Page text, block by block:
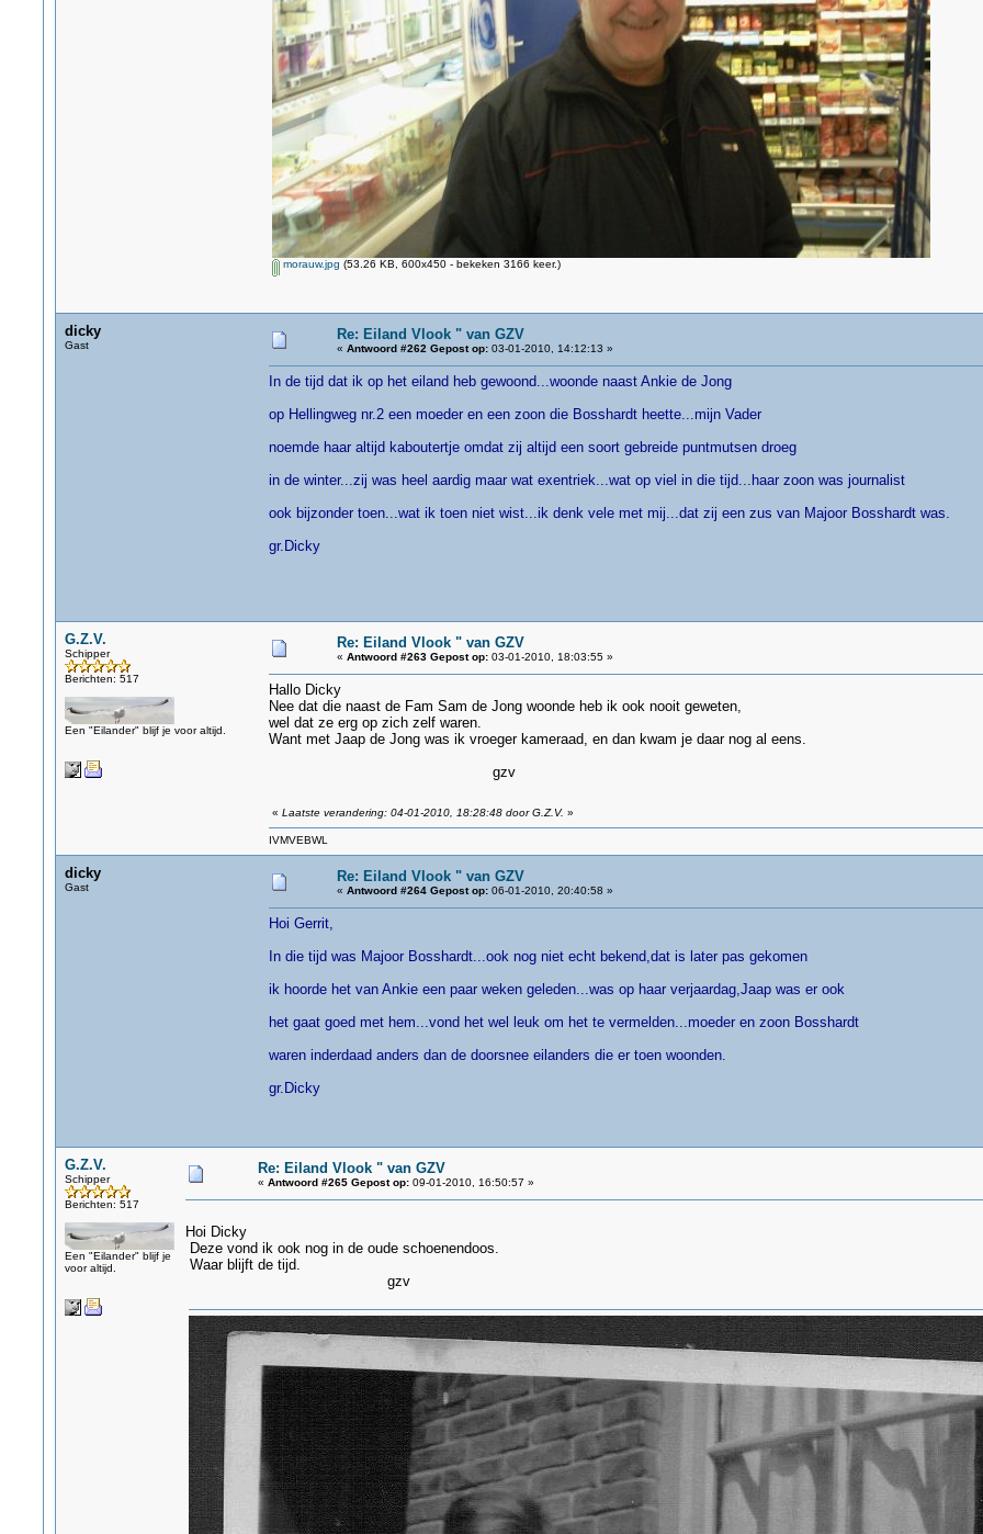
morauw.jpg (53.26 KB, 600x450 - bekeken 3166 keer.)
dicky
Gast
Re: Eiland Vlook " van GZV
« Antwoord #262 Gepost op: 03-01-2010, 14:12:13 »
In de tijd dat ik op het eiland heb gewoond...woonde naast Ankie de Jong
op Hellingweg nr.2 een moeder en een zoon die Bosshardt heette...mijn Vader
noemde haar altijd kaboutertje omdat zij altijd een soort gebreide puntmutsen droeg
in de winter...zij was heel aardig maar wat exentriek...wat op viel in die tijd...haar zoon was journalist
ook bijzonder toen...wat ik toen niet wist...ik denk vele met mij...dat zij een zus van Majoor Bosshardt was.
gr.Dicky
G.Z.V.
Schipper
Berichten: 517
Een "Eilander" blijf je voor altijd.
Re: Eiland Vlook " van GZV
« Antwoord #263 Gepost op: 03-01-2010, 18:03:55 »
Hallo Dicky
Nee dat die naast de Fam Sam de Jong woonde heb ik ook nooit geweten,
wel dat ze erg op zich zelf waren.
Want met Jaap de Jong was ik vroeger kameraad, en dan kwam je daar nog al eens.
gzv
« Laatste verandering: 04-01-2010, 18:28:48 door G.Z.V. »
IVMVEBWL
dicky
Gast
Re: Eiland Vlook " van GZV
« Antwoord #264 Gepost op: 06-01-2010, 20:40:58 »
Hoi Gerrit,
In die tijd was Majoor Bosshardt...ook nog niet echt bekend,dat is later pas gekomen
ik hoorde het van Ankie een paar weken geleden...was op haar verjaardag,Jaap was er ook
het gaat goed met hem...vond het wel leuk om het te vermelden...moeder en zoon Bosshardt
waren inderdaad anders dan de doorsnee eilanders die er toen woonden.
gr.Dicky
G.Z.V.
Schipper
Berichten: 517
Een "Eilander" blijf je
voor altijd.
Re: Eiland Vlook " van GZV
« Antwoord #265 Gepost op: 09-01-2010, 16:50:57 »
Hoi Dicky
Deze vond ik ook nog in de oude schoenendoos.
Waar blijft de tijd.
gzv